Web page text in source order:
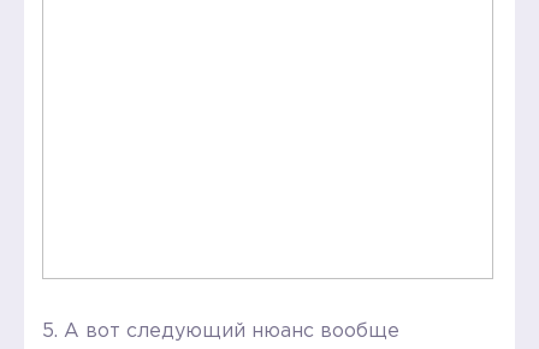
5. А вот следующий нюанс вообще